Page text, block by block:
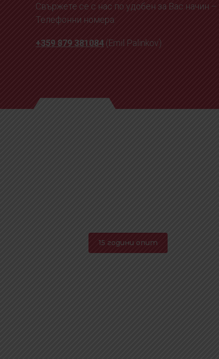
Свържете се с нас по удобен за Вас начин
Телефонни номера:
+359 879 381084 (Emil Palinkov)
15 години опит